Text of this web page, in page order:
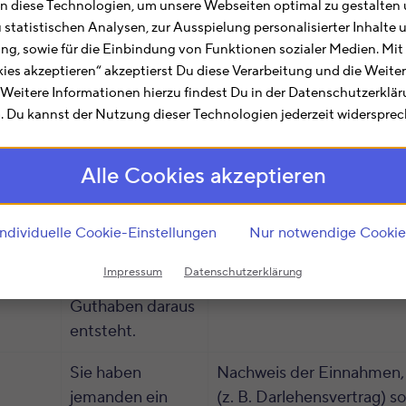
diese Technologien, um unsere Webseiten optimal zu gestalten
statistischen Analysen, zur Ausspielung personalisierter Inhalte
sowie für die Einbindung von Funktionen sozialer Medien.
akzeptieren“ akzeptierst Du diese Verarbeitung und die
Informationen hierzu findest Du in der
Du kannst der Nutzung dieser Technologien jederzeit
Alle Cookies akzeptieren
Cookie-Einstellungen Nur notwendige
Impressum Datenschutzerklärung
Bestätigungen der
über getätigte private
Veräußerungsgeschäfte
(Wertpapiere, Aktien)
vom jeweiligen
wenn Sie z. B.
Ihre
Steuererklärung
abgeben und ein
Guthaben daraus
entsteht.
Finanzamtes.
Sie haben
jemanden ein
Nachweis der
(z. B. Darlehensvertrag)